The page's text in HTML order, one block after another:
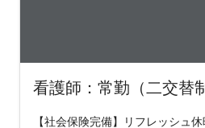
看護師：常勤（二交替
【社会保険完備】リフレッシュ